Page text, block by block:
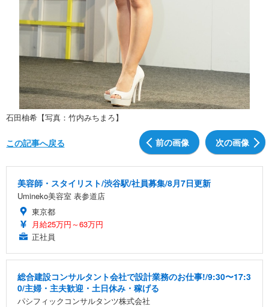
石田柚希【写真：竹内みちまろ】
前の画像 次の画像
この記事へ戻る
美容師・スタイリスト/渋谷駅/社員募集/8月7日更新
Umineko美容室 表参道店
東京都
月給25万円～63万円
正社員
総合建設コンサルタント会社で設計業務のお仕事!/9:30〜17:3
0/主婦・主夫歓迎・土日休み・稼げる
パシフィックコンサルタンツ株式会社